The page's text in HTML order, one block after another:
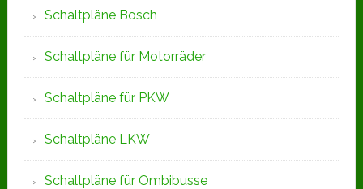
Schaltpläne Bosch
Schaltpläne für Motorräder
Schaltpläne für PKW
Schaltpläne LKW
Schaltpläne für Ombibusse